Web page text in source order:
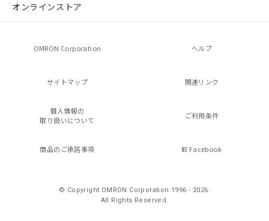
オンラインストア
OMRON Corporation ヘルプ
サイトマップ 関連リンク
個人情報の
取り扱いについて
ご利用条件
商品のご承諾事項 Facebook
© Copyright OMRON Corporation 1996 - 2026.
All Rights Reserved.